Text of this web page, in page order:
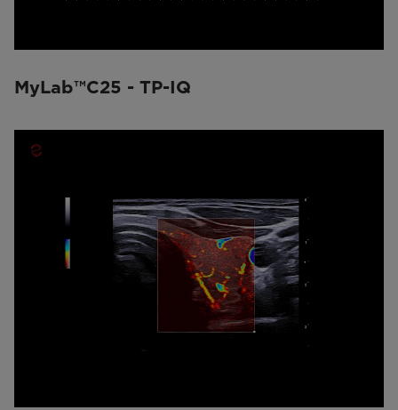
MyLab™C25 - TP-IQ